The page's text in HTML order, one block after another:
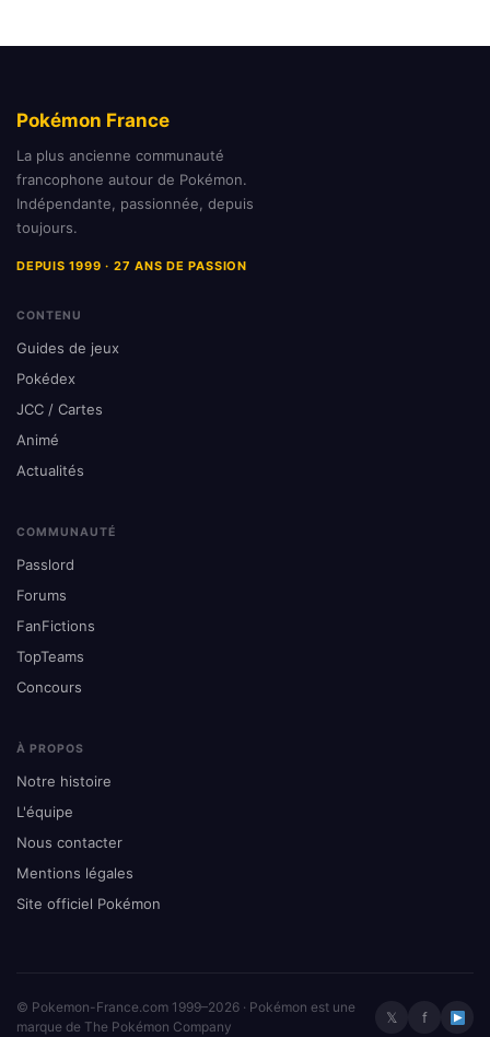
Pokémon France
La plus ancienne communauté
francophone autour de Pokémon.
Indépendante, passionnée, depuis
toujours.
DEPUIS 1999 · 27 ANS DE PASSION
CONTENU
Guides de jeux
Pokédex
JCC / Cartes
Animé
Actualités
COMMUNAUTÉ
Passlord
Forums
FanFictions
TopTeams
Concours
À PROPOS
Notre histoire
L'équipe
Nous contacter
Mentions légales
Site officiel Pokémon
© Pokemon-France.com 1999–2026 · Pokémon est une
marque de The Pokémon Company
𝕏 f